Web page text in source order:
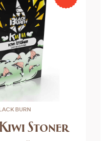
BURN
Stoner